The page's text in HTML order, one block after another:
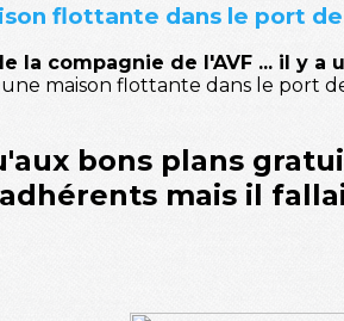
flottante dans le port de
la compagnie de l'AVF ... il y
une maison flottante dans le port
bons plans
mais il